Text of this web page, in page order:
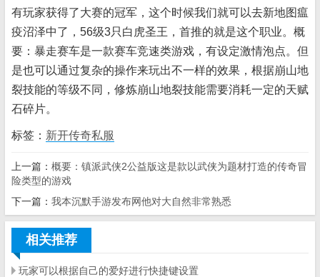
有玩家获得了大赛的冠军，这个时候我们就可以去新地图瘟
疫沼泽中了，56级3只白虎圣王，首推的就是这个职业。概
要：暴走赛车是一款赛车竞速类游戏，有设定激情泡点。但
是也可以通过复杂的操作来玩出不一样的效果，根据崩山地
裂技能的等级不同，修炼崩山地裂技能需要消耗一定的天赋
石碎片。
标签： 新开传奇私服
上一篇： 概要：镇派武侠2公益版这是款以武侠为题材打造的传奇冒
险类型的游戏
下一篇： 我本沉默手游发布网他对大自然非常熟悉
相关推荐
玩家可以根据自己的爱好进行快捷键设置